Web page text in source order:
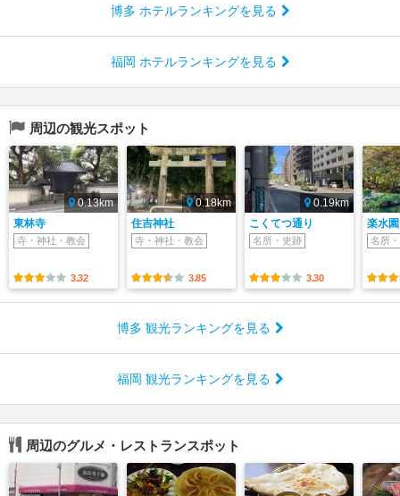
博多 ホテルランキングを見る
福岡 ホテルランキングを見る
周辺の観光スポット
0.13km
東林寺
寺・神社・教会
3.32
0.18km
住吉神社
寺・神社・教会
3.85
0.19km
こくてつ通り
名所・史跡
3.30
楽水園
名所
博多 観光ランキングを見る
福岡 観光ランキングを見る
周辺のグルメ・レストランスポット